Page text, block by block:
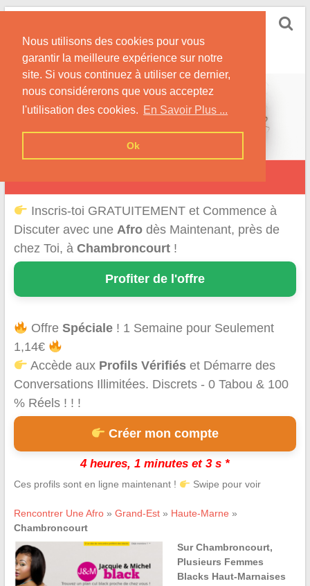
Nous utilisons des cookies pour vous
garantir la meilleure expérience sur notre
site. Si vous continuez à utiliser ce dernier,
nous considérerons que vous acceptez
l'utilisation des cookies. En Savoir Plus ...
Ok
Skip
content
Conseils pour des Rencontres Coquines avec des
Afros !
Inscris-toi GRATUITEMENT et Commence à
Discuter avec une Afrodès Maintenant, près de
chez Toi, à Chambroncourt!
Profiter de l'offre
OffreSpéciale ! 1 Semaine pour Seulement
1,14€
Accède aux Profils Vérifiés et Démarre des
Conversations Illimitées. Discrets - 0 Tabou & 100
% Réels ! ! !
Créer mon compte
4 heures, 1 minutes et 3 s *
Ces profils sont en ligne maintenant ! Swipe pour voir
Rencontrer Une Afro» Grand-Est» Haute-Marne »
Chambroncourt
Sur Chambroncourt,
Plusieurs Femmes
Blacks Haut-Marnaises